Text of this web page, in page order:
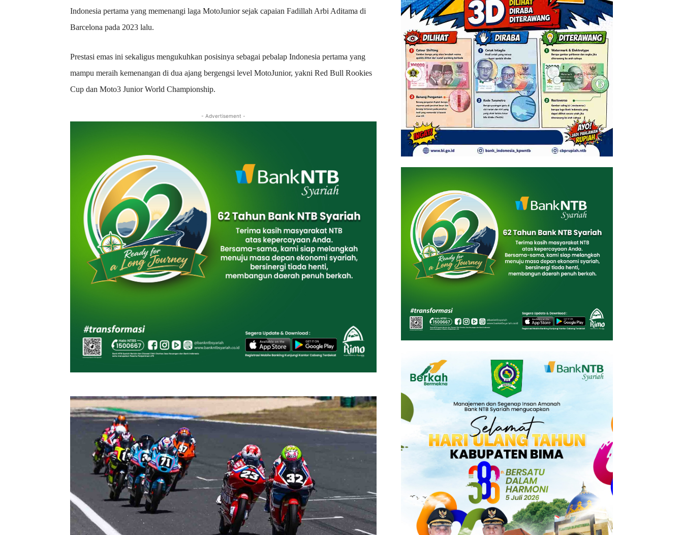
Indonesia pertama yang memenangi laga MotoJunior sejak capaian Fadillah Arbi Aditama di
Barcelona pada 2023 lalu.
Prestasi emas ini sekaligus mengukuhkan posisinya sebagai pebalap Indonesia pertama yang
mampu meraih kemenangan di dua ajang bergengsi level MotoJunior, yakni Red Bull Rookies
Cup dan Moto3 Junior World Championship.
- Advertisement -